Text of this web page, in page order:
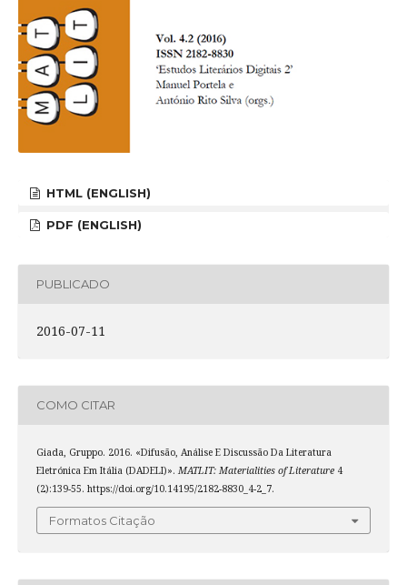
HTML (ENGLISH)
PDF (ENGLISH)
PUBLICADO
2016-07-11
COMO CITAR
Giada, Gruppo. 2016. «Difusão, Análise E Discussão Da Literatura
Eletrónica Em Itália (DADELI)». MATLIT: Materialities of Literature4
(2):139-55. https://doi.org/10.14195/2182-8830_4-2_7.
Formatos Citação